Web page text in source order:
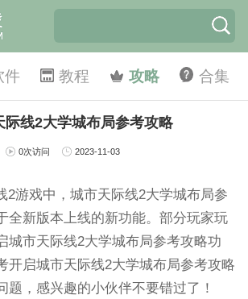
件 教程 攻略 合集
际线2大学城布局参考攻略
0次访问 2023-11-03
2游戏中，城市天际线2大学城布局参
全新版本上线的新功能。部分玩家玩
城市天际线2大学城布局参考攻略功
开启城市天际线2大学城布局参考攻略
题，感兴趣的小伙伴不要错过了！